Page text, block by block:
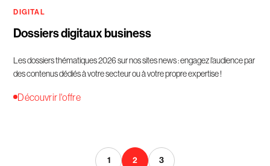
DIGITAL
Dossiers digitaux business
Les dossiers thématiques 2026 sur nos sites news : engagez l’audience par
des contenus dédiés à votre secteur ou à votre propre expertise !
Découvrir l'offre
1 2 3